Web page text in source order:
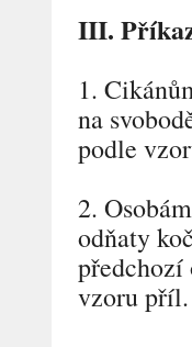
III.
1.
na
podle
2.
odňaty
předchozí
vzoru